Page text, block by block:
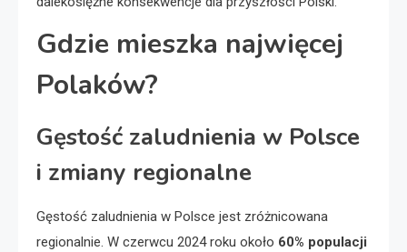
Gdzie mieszka najwięcej
Polaków?
Gęstość zaludnienia w Polsce
i zmiany regionalne
Gęstość zaludnienia w Polsce jest zróżnicowana
regionalnie. W czerwcu 2024 roku około 60% populacji